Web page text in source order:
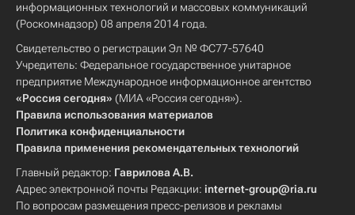
информационных технологий и массовых коммуникаций
(Роскомнадзор) 08 апреля 2014 года.
Свидетельство о регистрации Эл № ФС77-57640
Учредитель: Федеральное государственное унитарное
предприятие Международное информационное агентство
«Россия сегодня» (МИА «Россия сегодня»).
Правила использования материалов
Политика конфиденциальности
Правила применения рекомендательных технологий
Главный редактор: Гаврилова А.В.
Адрес электронной почты Редакции: internet-group@ria.ru
По вопросам размещения пресс-релизов и рекламы